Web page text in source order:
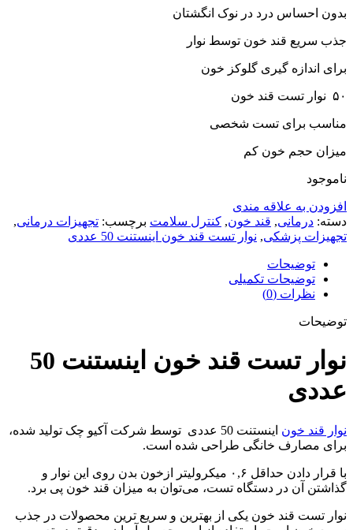
بدون احساس درد در نوک انگشتان
جذب سریع قند خون توسط نوار
برای اندازه گیری گلوکز خون
۵۰ نوار تست قند خون
مناسب برای تست شخصی
میزان حجم خون کم
ناموجود
افزودن به علاقه مندی
دسته: درمانی, قند خون, کنترل سلامت برچسب: تجهیزات درمانی,
تجهیزات پزشکی, نوار تست قند خون اینستنت 50 عددی
توضیحات
توضیحات تکمیلی
نظرات (0)
توضیحات
نوار تست قند خون اینستنت 50
عددی
نوار قند خون
اینستنت 50 عددی توسط شرکت آکیو چک تولید شده،
برای مصارف خانگی طراحی شده است.
با قرار دادن حداقل ۰,۶ میکرولیتر ازخون بدن روی این نوار و
گذاشتن آن در دستگاه تست، می‌توان به میزان قند خون پی برد.
نوار تست قند خون یکی از بهترین و سریع ترین محصولات در جذب